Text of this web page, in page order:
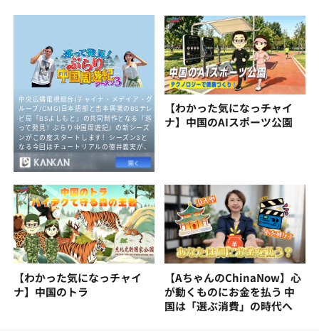
【わかった気になっチャイ
ナ】中国のAIスポーツ公園
【わかった気になっチャイ
ナ】中国のトラ
【AちゃんのChinaNow】心
が動くものにお金を払う 中
国は「選ぶ消費」の時代へ